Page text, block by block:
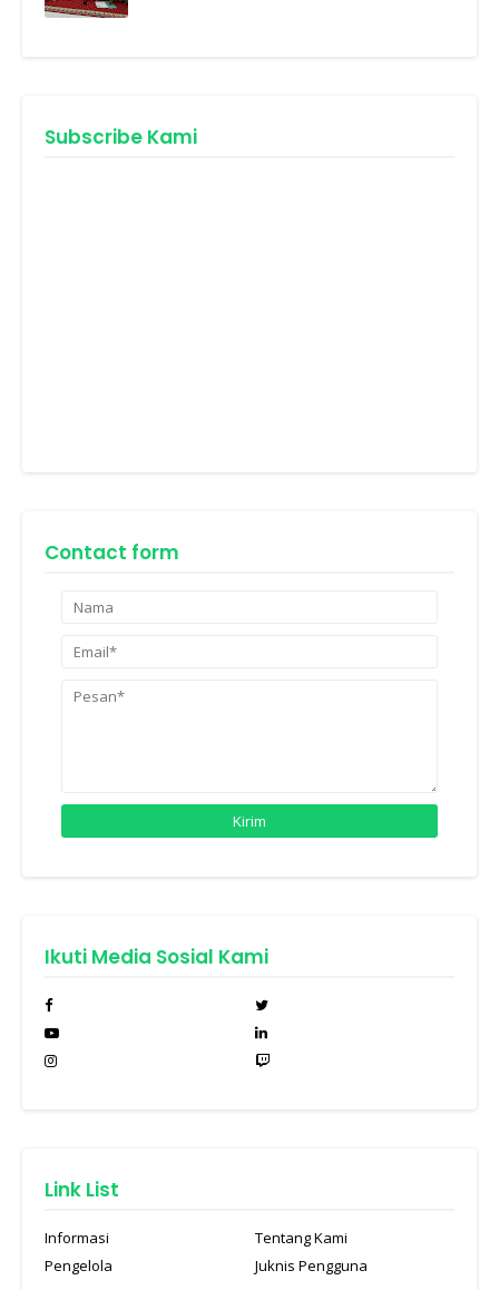
Subscribe Kami
Contact form
Ikuti Media Sosial Kami
Link List
Informasi
Tentang Kami
Pengelola
Juknis Pengguna